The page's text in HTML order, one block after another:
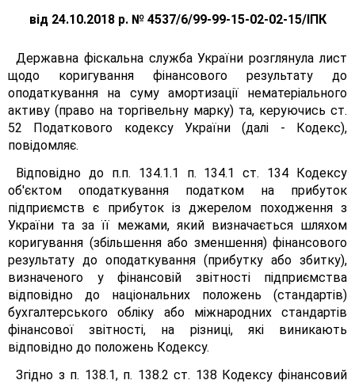
від 24.10.2018 р. № 4537/6/99-99-15-02-02-15/ІПК
Державна фіскальна служба України розглянула лист
щодо коригування фінансового результату до
оподаткування на суму амортизації нематеріального
активу (право на торгівельну марку) та, керуючись ст.
52 Податкового кодексу України (далі - Кодекс),
повідомляє.
Відповідно до п.п. 134.1.1 п. 134.1 ст. 134 Кодексу
об'єктом оподаткування податком на прибуток
підприємств є прибуток із джерелом походження з
України та за її межами, який визначається шляхом
коригування (збільшення або зменшення) фінансового
результату до оподаткування (прибутку або збитку),
визначеного у фінансовій звітності підприємства
відповідно до національних положень (стандартів)
бухгалтерського обліку або міжнародних стандартів
фінансової звітності, на різниці, які виникають
відповідно до положень Кодексу.
Згідно з п. 138.1, п. 138.2 ст. 138 Кодексу фінансовий